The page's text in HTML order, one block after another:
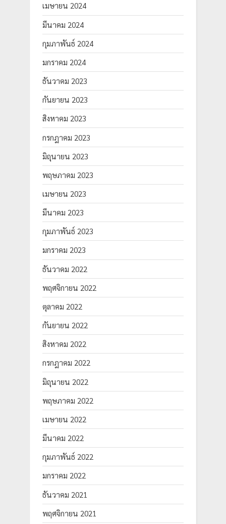
เมษายน 2024
มีนาคม 2024
กุมภาพันธ์ 2024
มกราคม 2024
ธันวาคม 2023
กันยายน 2023
สิงหาคม 2023
กรกฎาคม 2023
มิถุนายน 2023
พฤษภาคม 2023
เมษายน 2023
มีนาคม 2023
กุมภาพันธ์ 2023
มกราคม 2023
ธันวาคม 2022
พฤศจิกายน 2022
ตุลาคม 2022
กันยายน 2022
สิงหาคม 2022
กรกฎาคม 2022
มิถุนายน 2022
พฤษภาคม 2022
เมษายน 2022
มีนาคม 2022
กุมภาพันธ์ 2022
มกราคม 2022
ธันวาคม 2021
พฤศจิกายน 2021